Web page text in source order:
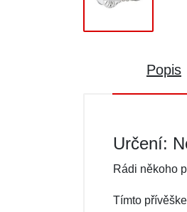
Popis
Určení:
Rádi někoho
Tímto